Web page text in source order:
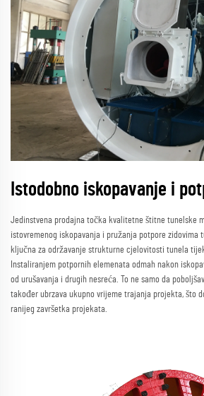
Istodobno iskopavanje i
Jedinstvena prodajna točka kvalitetne štitne tunelske
istovremenog iskopavanja i pružanja potpore zidovima
ključna za održavanje strukturne cjelovitosti tunela
Instaliranjem potpornih elemenata odmah nakon
od urušavanja i drugih nesreća. To ne samo da
također ubrzava ukupno vrijeme trajanja projekta, što
ranijeg završetka projekata.